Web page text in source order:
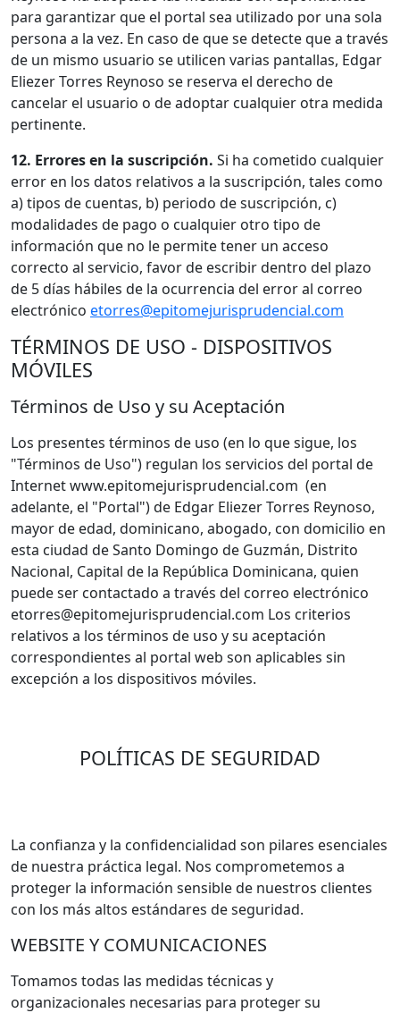
para garantizar que el portal sea utilizado por una sola
persona a la vez. En caso de que se detecte que a través
de un mismo usuario se utilicen varias pantallas, Edgar
Eliezer Torres Reynoso se reserva el derecho de
cancelar el usuario o de adoptar cualquier otra medida
pertinente.
12. Errores en la suscripción. Si ha cometido cualquier
error en los datos relativos a la suscripción, tales como
a) tipos de cuentas, b) periodo de suscripción, c)
modalidades de pago o cualquier otro tipo de
información que no le permite tener un acceso
correcto al servicio, favor de escribir dentro del plazo
de 5 días hábiles de la ocurrencia del error al correo
electrónico etorres@epitomejurisprudencial.com
TÉRMINOS DE USO - DISPOSITIVOS
MÓVILES
Términos de Uso y su Aceptación
Los presentes términos de uso (en lo que sigue, los
"Términos de Uso") regulan los servicios del portal de
Internet www.epitomejurisprudencial.com (en
adelante, el "Portal") de Edgar Eliezer Torres Reynoso,
mayor de edad, dominicano, abogado, con domicilio en
esta ciudad de Santo Domingo de Guzmán, Distrito
Nacional, Capital de la República Dominicana, quien
puede ser contactado a través del correo electrónico
etorres@epitomejurisprudencial.com Los criterios
relativos a los términos de uso y su aceptación
correspondientes al portal web son aplicables sin
excepción a los dispositivos móviles.
POLÍTICAS DE SEGURIDAD
La confianza y la confidencialidad son pilares esenciales
de nuestra práctica legal. Nos comprometemos a
proteger la información sensible de nuestros clientes
con los más altos estándares de seguridad.
WEBSITE Y COMUNICACIONES
Tomamos todas las medidas técnicas y
organizacionales necesarias para proteger su